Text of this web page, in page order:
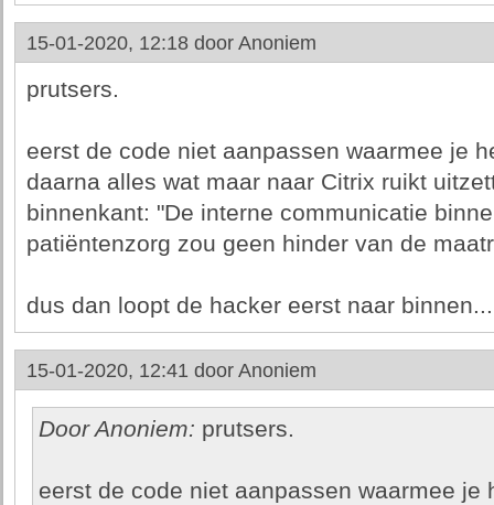
15-01-2020, 12:18 door Anoniem
prutsers.
eerst de code niet aanpassen waarmee je
daarna alles wat maar naar Citrix ruikt
binnenkant: "De interne communicatie
patiëntenzorg zou geen hinder van de
dus dan loopt de hacker eerst naar binnen...
15-01-2020, 12:41 door Anoniem
Door Anoniem: prutsers.
eerst de code niet aanpassen waarmee je